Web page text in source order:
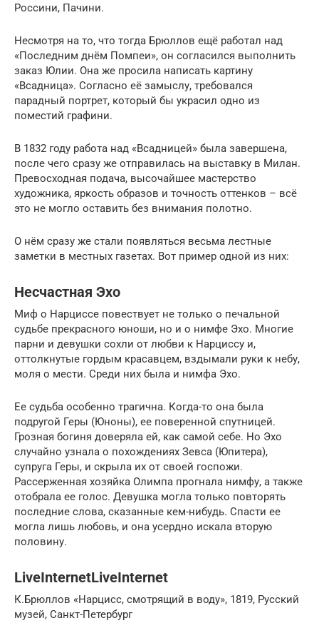
Россини, Пачини.
Несмотря на то, что тогда Брюллов ещё работал над
«Последним днём Помпеи», он согласился выполнить
заказ Юлии. Она же просила написать картину
«Всадница». Согласно её замыслу, требовался
парадный портрет, который бы украсил одно из
поместий графини.
В 1832 году работа над «Всадницей» была завершена,
после чего сразу же отправилась на выставку в Милан.
Превосходная подача, высочайшее мастерство
художника, яркость образов и точность оттенков – всё
это не могло оставить без внимания полотно.
О нём сразу же стали появляться весьма лестные
заметки в местных газетах. Вот пример одной из них:
Несчастная Эхо
Миф о Нарциссе повествует не только о печальной
судьбе прекрасного юноши, но и о нимфе Эхо. Многие
парни и девушки сохли от любви к Нарциссу и,
оттолкнутые гордым красавцем, вздымали руки к небу,
моля о мести. Среди них была и нимфа Эхо.
Ее судьба особенно трагична. Когда-то она была
подругой Геры (Юноны), ее поверенной спутницей.
Грозная богиня доверяла ей, как самой себе. Но Эхо
случайно узнала о похождениях Зевса (Юпитера),
супруга Геры, и скрыла их от своей госпожи.
Рассерженная хозяйка Олимпа прогнала нимфу, а также
отобрала ее голос. Девушка могла только повторять
последние слова, сказанные кем-нибудь. Спасти ее
могла лишь любовь, и она усердно искала вторую
половину.
LiveInternetLiveInternet
К.Брюллов «Нарцисс, смотрящий в воду», 1819, Русский
музей, Санкт-Петербург